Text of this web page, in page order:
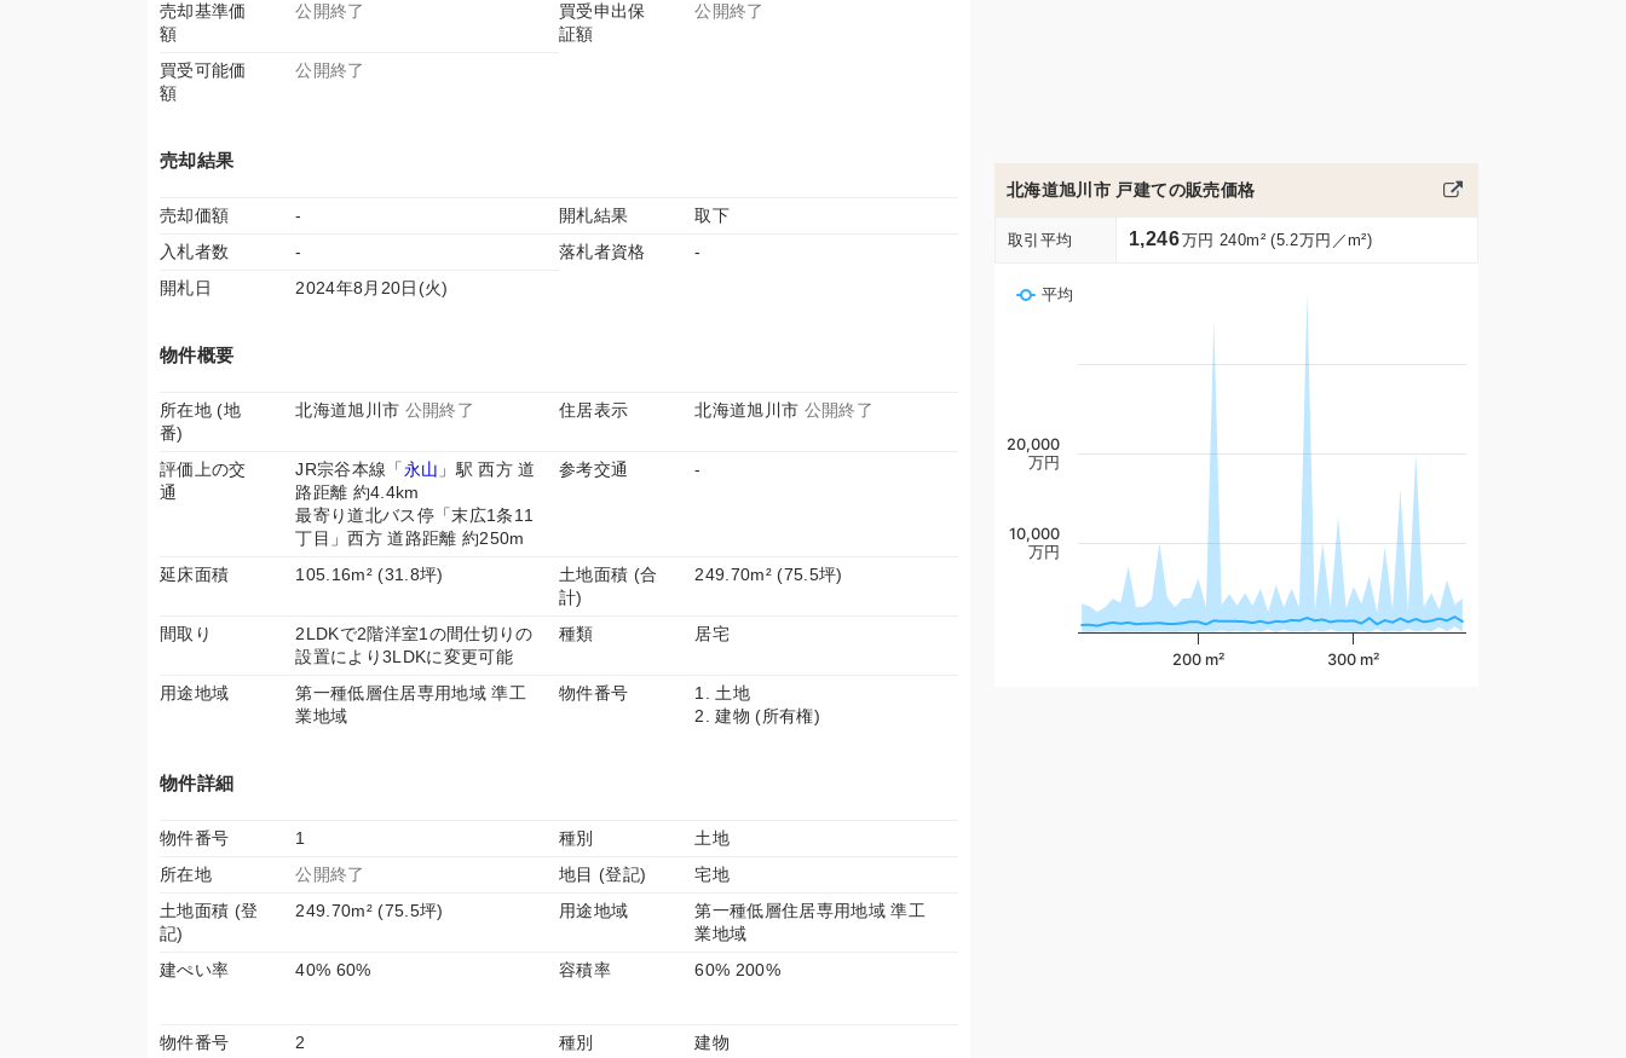
売却基準価
額
公開終了
買受申出保
証額
公開終了
買受可能価
額
公開終了
売却結果
売却価額 - 開札結果
取下
入札者数
- 落札者資格
-
開札日
2024年8月20日(火)
物件概要
所在地 (地
番)
北海道旭川市 公開終了 住居表示 北海道旭川市 公開終了
評価上の交
通
JR宗谷本線「 永山 」駅 西方 道
路距離 約4.4km
最寄り道北バス停「末広1条11
丁目」西方 道路距離 約250m
参考交通 -
延床面積 105.16m² (31.8坪)
土地面積 (合
計)
249.70m² (75.5坪)
間取り
2LDKで2階洋室1の間仕切りの
設置により3LDKに変更可能
種類 居宅
用途地域
第一種低層住居専用地域 準工
業地域
物件番号
1. 土地
2. 建物 (所有権)
物件詳細
物件番号 1 種別
土地
所在地
公開終了 地目 (登記)
宅地
土地面積 (登
記)
249.70m² (75.5坪) 用途地域
第一種低層住居専用地域 準工
業地域
建ぺい率
40% 60% 容積率 60% 200%
物件番号 2 種別
建物
北海道旭川市 戸建ての販売価格
取引平均 1,246万円 240m² (5.2万円／m²)
平均
200 m² 300 m²
10,000
万円
20,000
万円